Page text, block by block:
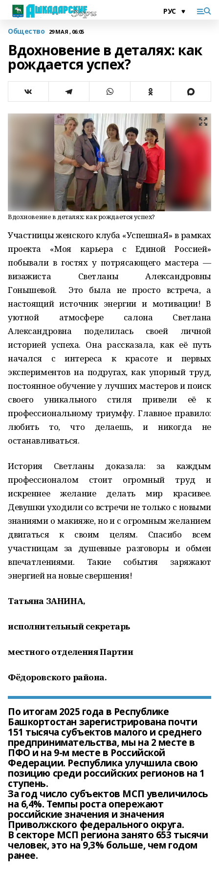
Общество 29 МАЯ , 06:05
Вдохновение в деталях: как
рождается успех?
Вдохновение в деталях: как рождается успех?
Участницы женского клуба «УспешнаЯ» в рамках
проекта «Моя карьера с Единой Россией»
побывали в гостях у потрясающего мастера —
визажиста Светланы Александровны
Гонышевой. Это была не просто встреча, а
настоящий источник энергии и мотивации! В
уютной атмосфере салона Светлана
Александровна поделилась своей личной
историей успеха. Она рассказала, как её путь
начался с интереса к красоте и первых
экспериментов на подругах, как упорный труд,
постоянное обучение у лучших мастеров и поиск
своего уникального стиля привели её к
профессиональному триумфу. Главное правило:
любить то, что делаешь, и никогда не
останавливаться.
История Светланы доказала: за каждым
профессионалом стоит огромный труд и
искреннее желание делать мир красивее.
Девушки уходили со встречи не только с новыми
знаниями о макияже, но и с огромным желанием
двигаться к своим целям. Спасибо всем
участницам за душевные разговоры и обмен
впечатлениями. Такие события заряжают
энергией на новые свершения!
Татьяна ЗАНИНА,
исполнительный секретарь
местного отделения Партии
Фёдоровского района.
По итогам 2025 года в Республике
Башкортостан зарегистрирована почти
151 тысяча субъектов малого и среднего
предпринимательства, мы на 2 месте в
ПФО и на 9-м месте в Российской
Федерации. Республика улучшила свою
позицию среди российских регионов на 1
ступень.
За год число субъектов МСП увеличилось
на 6,4%. Темпы роста опережают
российские значения и значения
Приволжского федерального округа.
В секторе МСП региона занято 653 тысячи
человек, это на 9,3% больше, чем годом
ранее.